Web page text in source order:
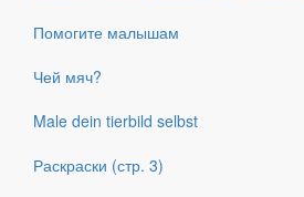
Помогите малышам
Чей мяч?
Male dein tierbild selbst
Раскраски (стр. 3)